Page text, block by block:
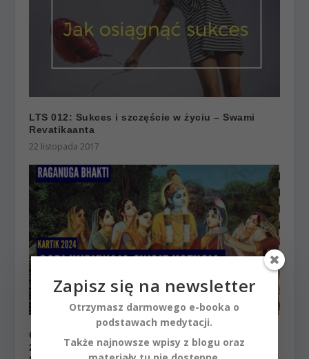
LTS 012: Sukces i szczęście w życiu – Swami
Revatikaanta
22 listopada 2017
Gopi ukrywają swoje uczucia do Kryszny | Kartik
2024 ep.74 | Vaishnavapada Babaji | raganuga
Zapisz się na newsletter
Otrzymasz darmowego e-booka o
podstawach medytacji.
Także najnowsze wpisy z blogu oraz